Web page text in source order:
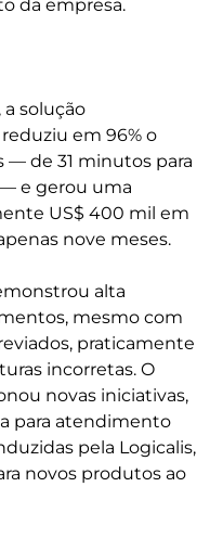
da empresa.
solução
em 96% o
— de 31 minutos para
e gerou uma
US$ 400 mil em
nove meses.
alta
mesmo com
praticamente
incorretas. O
novas iniciativas,
para atendimento
pela Logicalis,
novos produtos ao